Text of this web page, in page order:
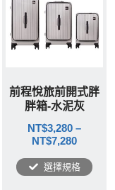
前程悅旅前開式胖
胖箱-水泥灰
NT$3,280 –
NT$7,280
選擇規格